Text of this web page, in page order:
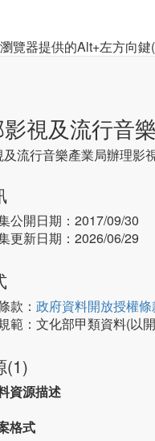
覽器提供的Alt+左方向
視及流行音
流行音樂產業局辦理影
公開日期：2017/09/30
更新日期：2026/06/29
款：政府資料開放授權條
範：文化部甲類資料(以
(1)
資源描述
格式